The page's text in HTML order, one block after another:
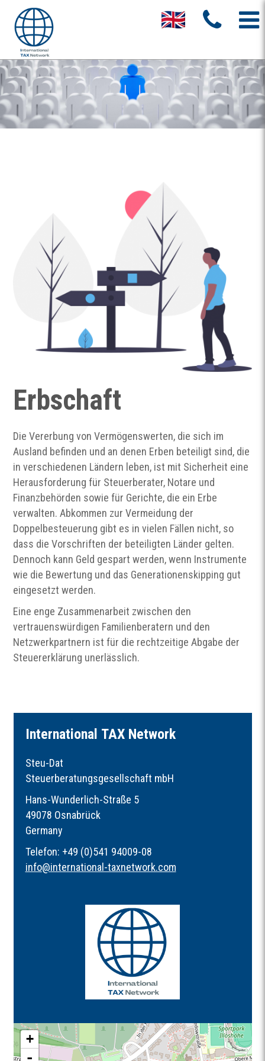
Erbschaft
Die Vererbung von Vermögenswerten, die sich im
Ausland befinden und an denen Erben beteiligt sind, die
in verschiedenen Ländern leben, ist mit Sicherheit eine
Herausforderung für Steuerberater, Notare und
Finanzbehörden sowie für Gerichte, die ein Erbe
verwalten. Abkommen zur Vermeidung der
Doppelbesteuerung gibt es in vielen Fällen nicht, so
dass die Vorschriften der beteiligten Länder gelten.
Dennoch kann Geld gespart werden, wenn Instrumente
wie die Bewertung und das Generationenskipping gut
eingesetzt werden.
Eine enge Zusammenarbeit zwischen den
vertrauenswürdigen Familienberatern und den
Netzwerkpartnern ist für die rechtzeitige Abgabe der
Steuererklärung unerlässlich.
International TAXNetwork
Steu-Dat
Steuerberatungsgesellschaft mbH
Hans-Wunderlich-Straße 5
49078 Osnabrück
Germany
Telefon: +49 (0)541 94009-08
info@international-taxnetwork.com
+
-